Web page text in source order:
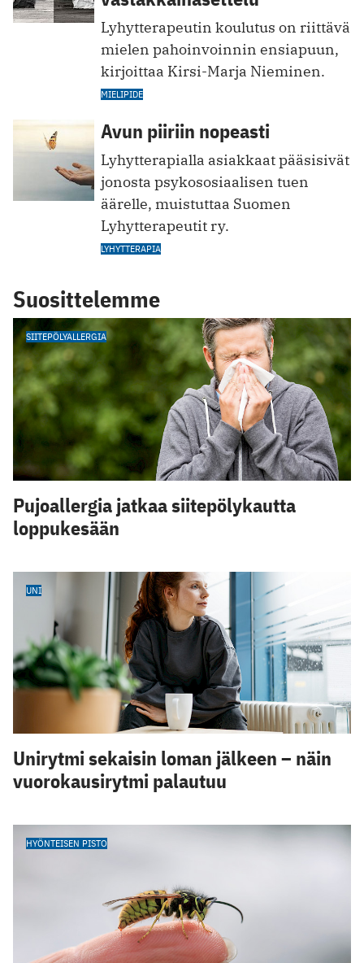
Lyhytterapeutin koulutus on riittävä
mielen pahoinvoinnin ensiapuun,
kirjoittaa Kirsi-Marja Nieminen.
MIELIPIDE
Avun piiriin nopeasti
Lyhytterapialla asiakkaat pääsisivät
jonosta psykososiaalisen tuen
äärelle, muistuttaa Suomen
Lyhytterapeutit ry.
LYHYTTERAPIA
Suosittelemme
SIITEPÖLYALLERGIA
Pujoallergia jatkaa siitepölykautta
loppukesään
UNI
Unirytmi sekaisin loman jälkeen – näin
vuorokausirytmi palautuu
HYÖNTEISEN PISTO